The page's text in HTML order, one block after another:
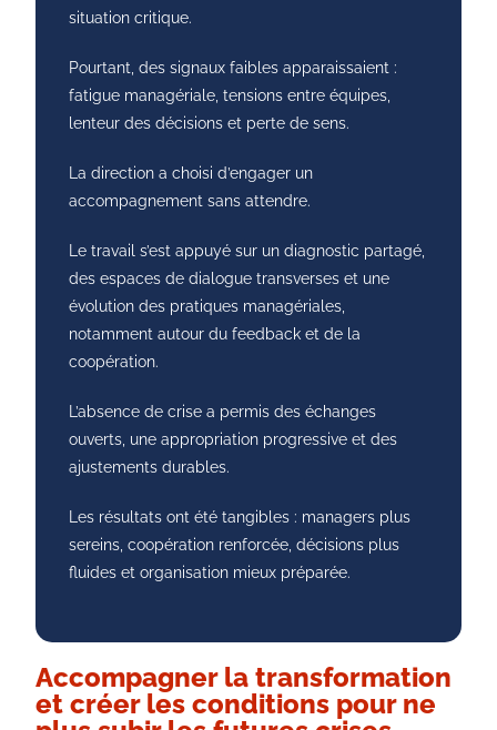
situation critique.
Pourtant, des signaux faibles apparaissaient :
fatigue managériale, tensions entre équipes,
lenteur des décisions et perte de sens.
La direction a choisi d’engager un
accompagnement sans attendre.
Le travail s’est appuyé sur un diagnostic partagé,
des espaces de dialogue transverses et une
évolution des pratiques managériales,
notamment autour du feedback et de la
coopération.
L’absence de crise a permis des échanges
ouverts, une appropriation progressive et des
ajustements durables.
Les résultats ont été tangibles : managers plus
sereins, coopération renforcée, décisions plus
fluides et organisation mieux préparée.
Accompagner la transformation
et créer les conditions pour ne